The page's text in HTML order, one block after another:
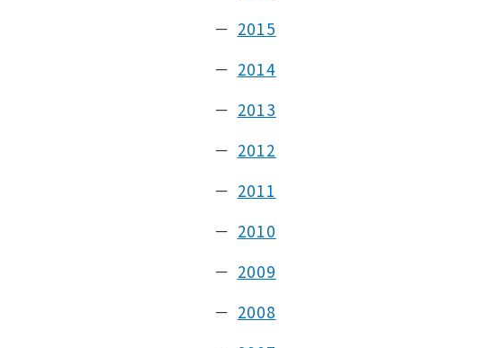
2015
2014
2013
2012
2011
2010
2009
2008